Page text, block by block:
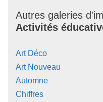
Autres galeries
Activités
Art Déco
Art Nouveau
Automne
Chiffres